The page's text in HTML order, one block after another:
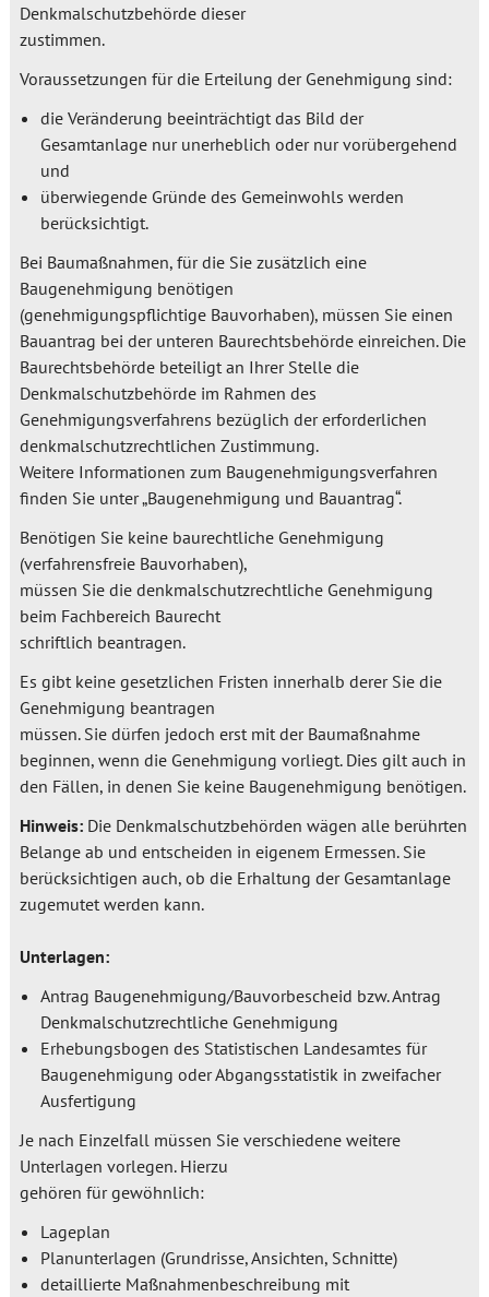
Denkmalschutzbehörde dieser
zustimmen.
Voraussetzungen für die Erteilung der Genehmigung sind:
die Veränderung beeinträchtigt das Bild der
Gesamtanlage nur unerheblich oder nur vorübergehend
und
überwiegende Gründe des Gemeinwohls werden
berücksichtigt.
Bei Baumaßnahmen, für die Sie zusätzlich eine
Baugenehmigung benötigen
(genehmigungspflichtige Bauvorhaben), müssen Sie einen
Bauantrag bei der unteren Baurechtsbehörde einreichen. Die
Baurechtsbehörde beteiligt an Ihrer Stelle die
Denkmalschutzbehörde im Rahmen des
Genehmigungsverfahrens bezüglich der erforderlichen
denkmalschutzrechtlichen Zustimmung.
Weitere Informationen zum Baugenehmigungsverfahren
finden Sie unter „Baugenehmigung und Bauantrag“.
Benötigen Sie keine baurechtliche Genehmigung
(verfahrensfreie Bauvorhaben),
müssen Sie die denkmalschutzrechtliche Genehmigung
beim Fachbereich Baurecht
schriftlich beantragen.
Es gibt keine gesetzlichen Fristen innerhalb derer Sie die
Genehmigung beantragen
müssen. Sie dürfen jedoch erst mit der Baumaßnahme
beginnen, wenn die Genehmigung vorliegt. Dies gilt auch in
den Fällen, in denen Sie keine Baugenehmigung benötigen.
Hinweis:Die Denkmalschutzbehörden wägen alle berührten
Belange ab und entscheiden in eigenem Ermessen. Sie
berücksichtigen auch, ob die Erhaltung der Gesamtanlage
zugemutet werden kann.
Unterlagen:
Antrag Baugenehmigung/Bauvorbescheid bzw. Antrag
Denkmalschutzrechtliche Genehmigung
Erhebungsbogen des Statistischen Landesamtes für
Baugenehmigung oder Abgangsstatistik in zweifacher
Ausfertigung
Je nach Einzelfall müssen Sie verschiedene weitere
Unterlagen vorlegen. Hierzu
gehören für gewöhnlich:
Lageplan
Planunterlagen (Grundrisse, Ansichten, Schnitte)
detaillierte Maßnahmenbeschreibung mit